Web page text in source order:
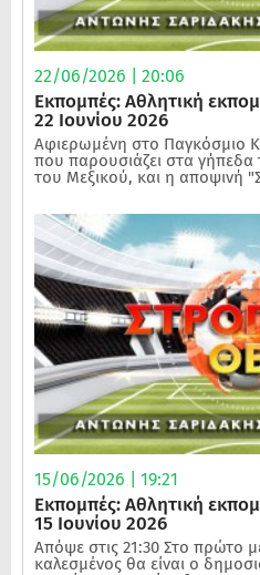
22/06/2026 | 20:06
Εκπομπές: Αθλητική
22 Ιουνίου 2026
Αφιερωμένη στο Παγκόσμιο
που παρουσιάζει στα
του Μεξικού, και η αποψινή
15/06/2026 | 19:21
Εκπομπές: Αθλητική
15 Ιουνίου 2026
Απόψε στις 21:30 Στο πρώτο
καλεσμένος θα είναι ο